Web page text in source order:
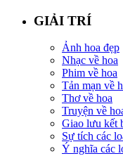
GIẢI TRÍ
Ảnh hoa đẹp
Nhạc về hoa
Phim về hoa
Tản mạn về
Thơ về hoa
Truyện về
Giao lưu kết
Sự tích các
Ý nghĩa các